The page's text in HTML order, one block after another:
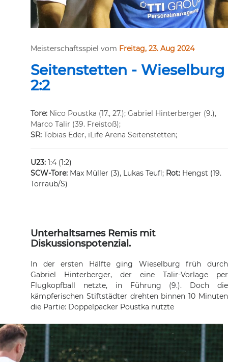
Meisterschaftsspiel vom Freitag, 23. Aug 2024
Seitenstetten - Wieselburg
2:2
Tore: Nico Poustka (17., 27.); Gabriel Hinterberger (9.),
Marco Talir (39. Freistoß);
SR: Tobias Eder, iLife Arena Seitenstetten;
U23: 1:4 (1:2)
SCW-Tore: Max Müller (3), Lukas Teufl; Rot: Hengst (19.
Torraub/S)
Unterhaltsames Remis mit
Diskussionspotenzial.
In der ersten Hälfte ging Wieselburg früh durch
Gabriel Hinterberger, der eine Talir-Vorlage per
Flugkopfball netzte, in Führung (9.). Doch die
kämpferischen Stiftstädter drehten binnen 10 Minuten
die Partie: Doppelpacker Poustka nutzte